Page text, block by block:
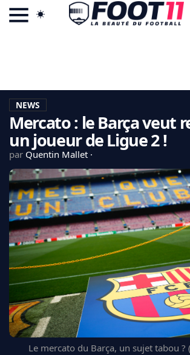
LA CHARTE
VIE PRIVÉE
CGU
CONTACTEZ-NOUS
MERCATO
CDM 2026
EDF
PSG
LIGUE 1
REAL MADRID
FC BARCELONE
MANCHESTER UNITED
CHELSEA
ARSENAL
NEWS
Mercato : le Barça veut
un joueur de Ligue 2 !
par Quentin Mallet
Le mercato du Barça, un sujet tabou ?